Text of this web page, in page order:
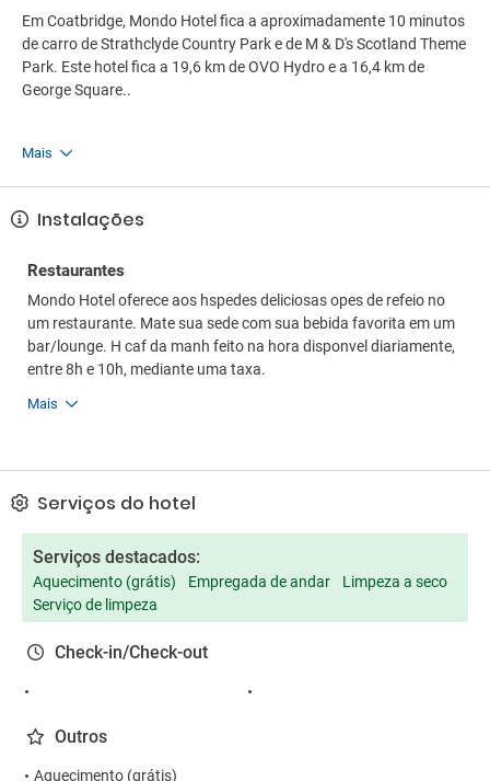
Em Coatbridge, Mondo Hotel fica a aproximadamente 10 minutos
de carro de Strathclyde Country Park e de M & D's Scotland Theme
Park. Este hotel fica a 19,6 km de OVO Hydro e a 16,4 km de
George Square..
Mais
Instalações
Restaurantes
Mondo Hotel oferece aos hspedes deliciosas opes de refeio no
um restaurante. Mate sua sede com sua bebida favorita em um
bar/lounge. H caf da manh feito na hora disponvel diariamente,
entre 8h e 10h, mediante uma taxa.
Mais
Serviços do hotel
Serviços destacados:
Aquecimento (grátis) Empregada de andar
Limpeza a seco
Serviço de limpeza
Check-in/Check-out
Outros
Aquecimento (grátis)